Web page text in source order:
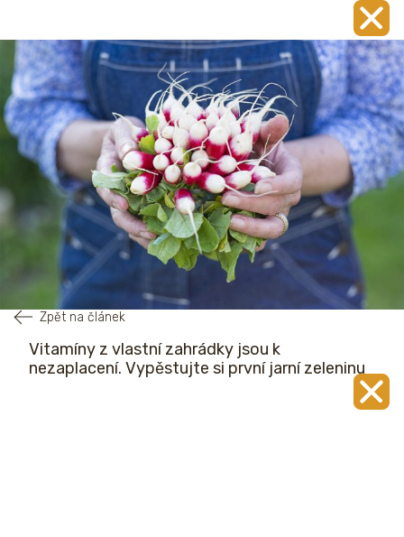
Zpět na článek
Vitamíny z vlastní zahrádky jsou k
nezaplacení. Vypěstujte si první jarní zeleninu